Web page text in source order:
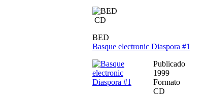
CD
BED
Basque electronic Diaspora #1
Publicado
1999
Formato
CD